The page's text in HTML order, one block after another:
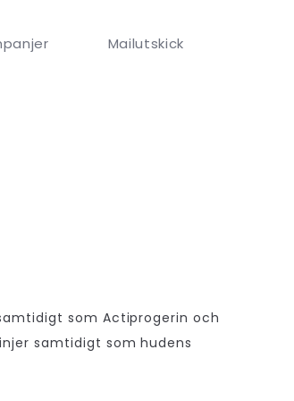
Mailutskick
som Actiprogerin och
samtidigt som hudens